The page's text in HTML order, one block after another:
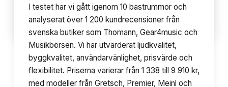
Innehållsförteckning 10avsnitt
I testet har vi gått igenom 10 bastrummor och
analyserat över 1 200 kundrecensioner från
svenska butiker som Thomann, Gear4music och
Musikbörsen. Vi har utvärderat ljudkvalitet,
byggkvalitet, användarvänlighet, prisvärde och
flexibilitet. Priserna varierar från 1 338 till 9 910 kr,
med modeller från Gretsch, Premier, Meinl och